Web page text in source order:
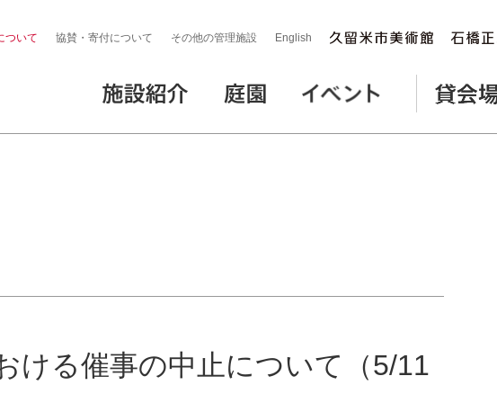
ついて 協賛・寄付について その他の管理施設 English
ける催事の中止について（5/11